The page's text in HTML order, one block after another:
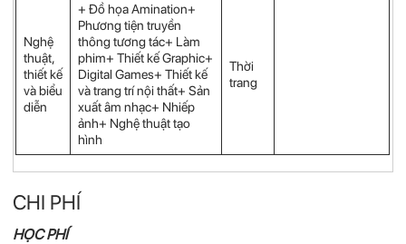
Nghệ
thuật,
thiết kế
và biểu
diễn
+ Đồ họa Amination+
Phương tiện truyền
thông tương tác+ Làm
phim+ Thiết kế Graphic+
Digital Games+ Thiết kế
và trang trí nội thất+ Sản
xuất âm nhạc+ Nhiếp
ảnh+ Nghệ thuật tạo
hình
Thời
trang
CHI PHÍ
HỌC PHÍ